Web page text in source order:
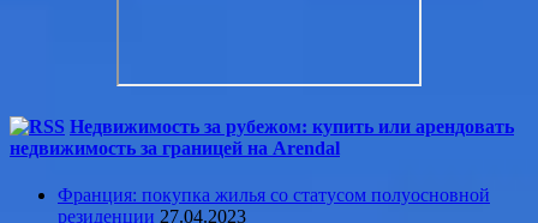
Недвижимость за рубежом: купить или арендовать
недвижимость за границей на Arendal
Франция: покупка жилья со статусом полуосновной
резиденции 27.04.2023